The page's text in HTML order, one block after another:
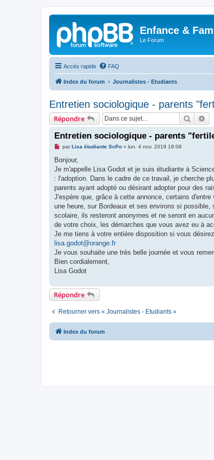
Enfance &
Le Forum
Accès rapide FAQ
Index du forum Journalistes - Etudiants
Entretien sociologique - parents
Répondre
Entretien sociologique - parents
M
s
a
g
n
o
l
u
parLisa étudiante ScPo» lun. 4 nov. 2019 18:08
Bonjour,
Je m'appelle Lisa Godot et je suis étudiante à
: l'adoption. Dans le cadre de ce travail, je cherche
parents ayant adopté ou désirant adopter pour des
J'espère que, grâce à cette annonce, certains
une heure, sur Bordeaux et ses environs si
scolaire, ils resteront anonymes et ne seront en
de votre choix, les démarches que vous avez eu à
Je me tiens à votre entière disposition si vous
lisa.godot@orange.fr
Je vous souhaite une très belle journée et vous
Bien cordialement,
Lisa Godot
Répondre
Retourner vers « Journalistes - Etudiants »
Index du forum